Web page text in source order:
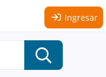
Ingresar